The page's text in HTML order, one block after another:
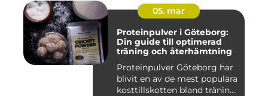
05. mar
Proteinpulver i Göteborg:
Din guide till optimerad
träning och återhämtning
Proteinpulver Göteborg har
blivit en av de mest populära
kosttillskotten bland tränin...